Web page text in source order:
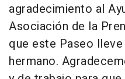
agradecimiento al
Asociación de la
que este Paseo
hermano.